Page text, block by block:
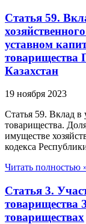
Статья 59.
уставном
товарищества
Казахстан
19 ноября 2023
Статья 59. Вклад в
товарищества.
имуществе
кодекса
Читать полностью
Статья 3.
товарищества
товариществах